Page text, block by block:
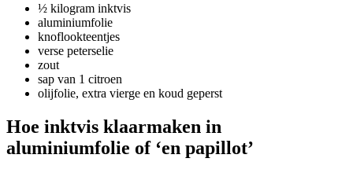
½ kilogram inktvis
aluminiumfolie
knoflookteentjes
verse peterselie
zout
sap van 1 citroen
olijfolie, extra vierge en koud geperst
Hoe inktvis klaarmaken in
aluminiumfolie of ‘en papillot’